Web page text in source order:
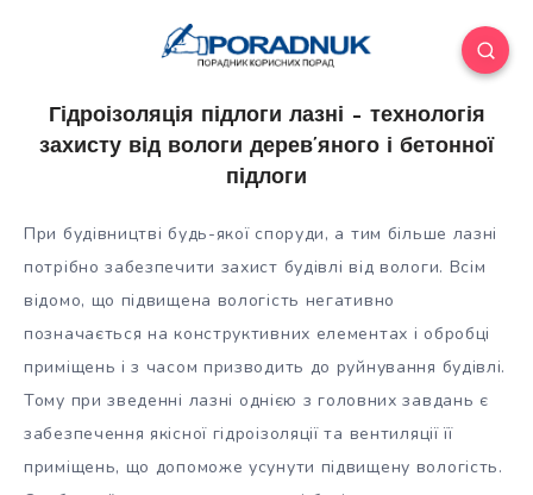
Гідроізоляція підлоги лазні – технологія
захисту від вологи дерев’яного і бетонної
підлоги
При будівництві будь-якої споруди, а тим більше лазні
потрібно забезпечити захист будівлі від вологи. Всім
відомо, що підвищена вологість негативно
позначається на конструктивних елементах і обробці
приміщень і з часом призводить до руйнування будівлі.
Тому при зведенні лазні однією з головних завдань є
забезпечення якісної гідроізоляції та вентиляції її
приміщень, що допоможе усунути підвищену вологість.